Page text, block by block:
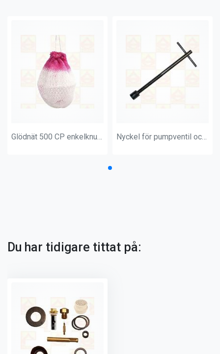
Glödnät 500 CP enkelknuten Nyckel för pumpventil och munstycke kort
Du har tidigare tittat på: